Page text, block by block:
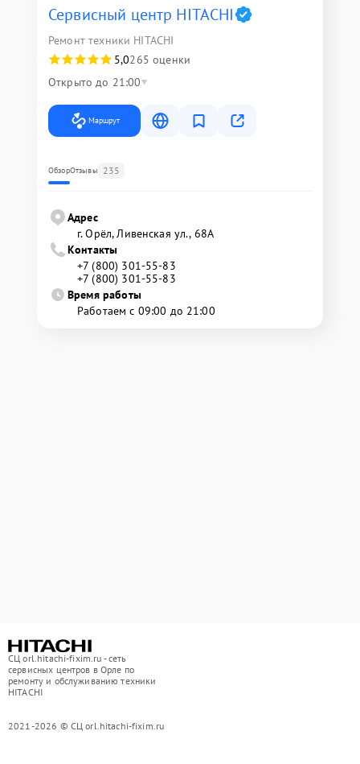
Сервисный центр HITACHI
Ремонт техники HITACHI
5,0265 оценки
Открыто до 21:00
Маршрут
ОбзорОтзывы 235
Адрес
г. Орёл, Ливенская ул., 68А
Контакты
+7 (800) 301-55-83
+7 (800) 301-55-83
Время работы
Работаем с 09:00 до 21:00
СЦ orl.hitachi-fixim.ru - сеть
сервисных центров в Орле по
ремонту и обслуживанию техники
HITACHI
2021-2026 © СЦ orl.hitachi-fixim.ru